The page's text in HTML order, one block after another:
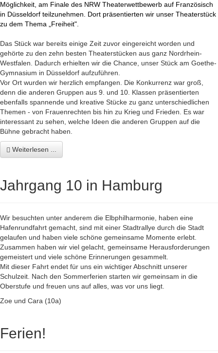
Möglichkeit, am Finale des NRW Theaterwettbewerb auf Französisch
in Düsseldorf teilzunehmen. Dort präsentierten wir unser Theaterstück
zu dem Thema „Freiheit".
Das Stück war bereits einige Zeit zuvor eingereicht worden und
gehörte zu den zehn besten Theaterstücken aus ganz Nordrhein-
Westfalen. Dadurch erhielten wir die Chance, unser Stück am Goethe-
Gymnasium in Düsseldorf aufzuführen.
Vor Ort wurden wir herzlich empfangen. Die Konkurrenz war groß,
denn die anderen Gruppen aus 9. und 10. Klassen präsentierten
ebenfalls spannende und kreative Stücke zu ganz unterschiedlichen
Themen - von Frauenrechten bis hin zu Krieg und Frieden. Es war
interessant zu sehen, welche Ideen die anderen Gruppen auf die
Bühne gebracht haben.
Weiterlesen ...
Jahrgang 10 in Hamburg
Wir besuchten unter anderem die Elbphilharmonie, haben eine
Hafenrundfahrt gemacht, sind mit einer Stadtrallye durch die Stadt
gelaufen und haben viele schöne gemeinsame Momente erlebt.
Zusammen haben wir viel gelacht, gemeinsame Herausforderungen
gemeistert und viele schöne Erinnerungen gesammelt.
Mit dieser Fahrt endet für uns ein wichtiger Abschnitt unserer
Schulzeit. Nach den Sommerferien starten wir gemeinsam in die
Oberstufe und freuen uns auf alles, was vor uns liegt.
Zoe und Cara (10a)
Ferien!